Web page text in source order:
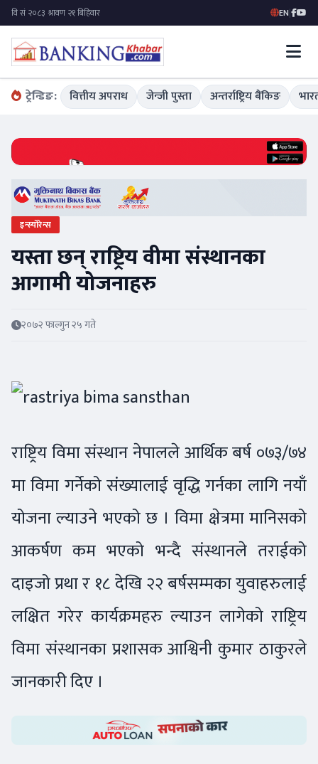
EN|
ट्रेन्डिङ: वित्तीय अपराध जेन्जी पुस्ता अन्तर्राष्ट्रिय बैंकिङ
इन्स्योरेन्स
यस्ता छन् राष्ट्रिय वीमा संस्थानका
आगामी योजनाहरु
२०७२ फाल्गुन २५ गते
राष्ट्रिय विमा संस्थान नेपालले आर्थिक बर्ष ०७३/७४
मा विमा गर्नेको संख्यालाई वृद्धि गर्नका लागि नयाँ
योजना ल्याउने भएको छ । विमा क्षेत्रमा मानिसको
आकर्षण कम भएको भन्दै संस्थानले तराईको
दाइजो प्रथा र १८ देखि २२ बर्षसम्मका युवाहरुलाई
लक्षित गरेर कार्यक्रमहरु ल्याउन लागेको राष्ट्रिय
विमा संस्थानका प्रशासक आश्विनी कुमार ठाकुरले
जानकारी दिए ।